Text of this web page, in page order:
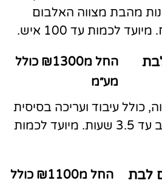
עם 100 תמונות מהבת מצווה האלבום
לכמות עד 100 איש.
החל מ₪1300 כולל
מע״מ
כולל עיבוד ועריכה בסיסית
של הסרט לאירוע ערב עד 3.5 שעות. מיועד לכמות
לבת
החל מ₪1100 כולל